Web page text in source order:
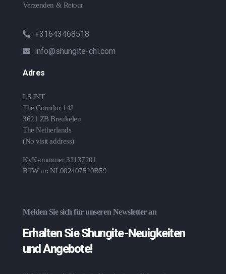
Verzenden & Retour
+31643468518
info@shungite-chi.com
Adres
LS INT
The Corridor 14J
3621 ZB Breukelen
The Netherlands
(No visit address)
KvK-nummer 32137201
BTW nr: NL002407520B59
Melden Sie sich für unseren Newsletter an
Erhalten Sie Shungite-Neuigkeiten
und Angebote!